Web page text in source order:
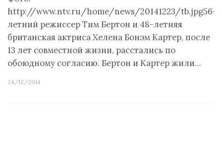
http://www.ntv.ru/home/news/20141223/tb.jpg56-
летний режиссер Тим Бертон и 48-летняя
британская актриса Хелена Бонэм Картер, после
13 лет совместной жизни, расстались по
обоюдному согласию. Бертон и Картер жили…
24/12/2014